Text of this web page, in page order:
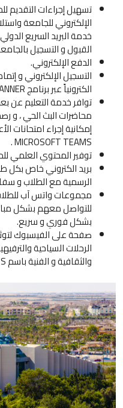
تسهيل إجراءات التقديم
الإلكتروني للجامعة
خدمة البريد السريع
القبول و التسجيل
الدفع الإلكتروني.
التسجيل الإلكتروني و
الكترونياً عبر برنامج BANNER .
توافر خدمة التعليم عن
محاضرات البث الحي ، و
إمكانية إجراء امتحانات
MICROSOFT TEAMS .
توفير المحتوي العلمي
بريد الكتروني خاص بكل
الرسمية مع الطلاب و
مجموعات واتس آب
للتواصل معهم بشكل
بشكل فوري و سريع.
صفحة على الفيسبوك
الرحلات السياحية
والثقافية و الفنية باسم MUSTIANS FOREIGN STUDENTS